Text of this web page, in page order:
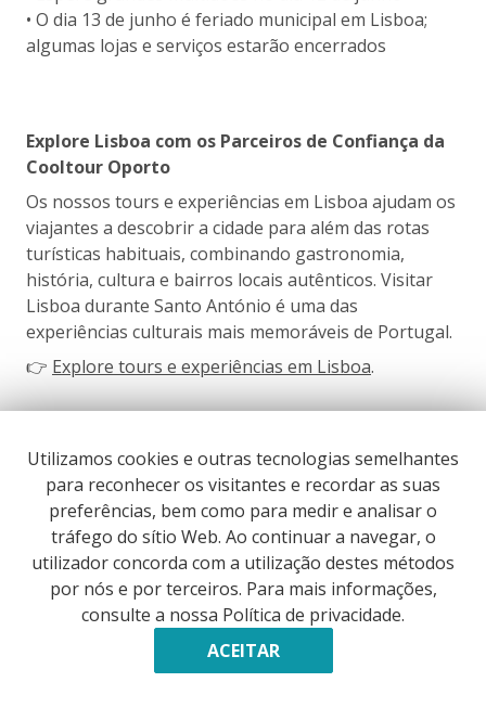
• O dia 13 de junho é feriado municipal em Lisboa;
algumas lojas e serviços estarão encerrados
Explore Lisboa com os Parceiros de Confiança da
Cooltour Oporto
Os nossos tours e experiências em Lisboa ajudam os
viajantes a descobrir a cidade para além das rotas
turísticas habituais, combinando gastronomia,
história, cultura e bairros locais autênticos. Visitar
Lisboa durante Santo António é uma das
experiências culturais mais memoráveis de Portugal.
👉 Explore tours e experiências em Lisboa.
Porque É Santo António Um dos Festivais Mais
Autênticos da Europa
Muitas cidades europeias organizam festivais de
verão. Santo António é diferente porque pertence
genuinamente aos bairros que o celebram.
A celebração não foi pensada para visitantes. Nasceu
de gerações a decorar ruas em conjunto, da
rivalidade entre bairros, de versos escritos à mão
Utilizamos cookies e outras tecnologias semelhantes
para reconhecer os visitantes e recordar as suas
preferências, bem como para medir e analisar o
tráfego do sítio Web. Ao continuar a navegar, o
utilizador concorda com a utilização destes métodos
por nós e por terceiros. Para mais informações,
consulte a nossa Política de privacidade.
ACEITAR